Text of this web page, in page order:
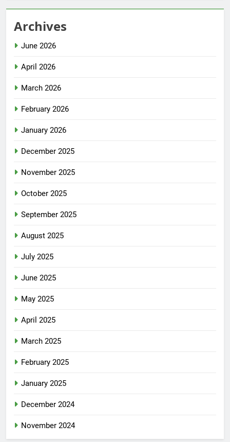
Archives
June 2026
April 2026
March 2026
February 2026
January 2026
December 2025
November 2025
October 2025
September 2025
August 2025
July 2025
June 2025
May 2025
April 2025
March 2025
February 2025
January 2025
December 2024
November 2024